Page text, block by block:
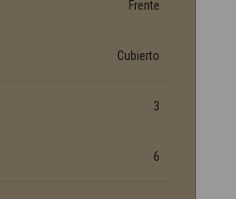
Frente
Cubierto
3
6